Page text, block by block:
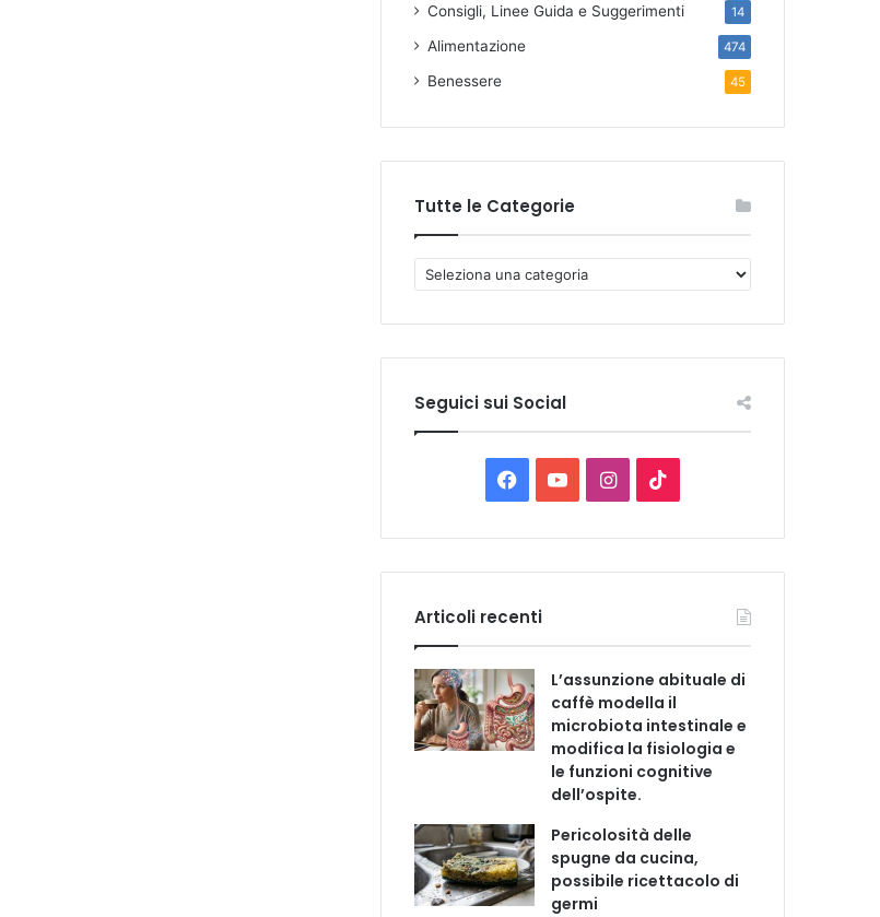
Consigli, Linee Guida e Suggerimenti 14
Alimentazione 474
Benessere 45
Tutte le Categorie
u
e
e
C
o
e
Seguici sui Social
c
e
b
o
o
u
u
b
e
I
s
a
g
r
a
m
k
o
k
Articoli recenti
L’assunzione abituale di
caffè modella il
microbiota intestinale e
modifica la fisiologia e
le funzioni cognitive
dell’ospite.
Pericolosità delle
spugne da cucina,
possibile ricettacolo di
germi